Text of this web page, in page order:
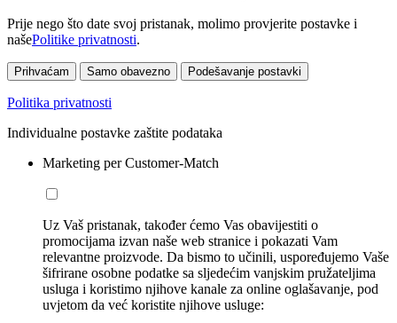
Prije nego što date svoj pristanak, molimo provjerite postavke i
našePolitike privatnosti.
Prihvaćam Samo obavezno Podešavanje postavki
Politika privatnosti
Individualne postavke zaštite podataka
Marketing per Customer-Match
Uz Vaš pristanak, također ćemo Vas obavijestiti o
promocijama izvan naše web stranice i pokazati Vam
relevantne proizvode. Da bismo to učinili, uspoređujemo Vaše
šifrirane osobne podatke sa sljedećim vanjskim pružateljima
usluga i koristimo njihove kanale za online oglašavanje, pod
uvjetom da već koristite njihove usluge: